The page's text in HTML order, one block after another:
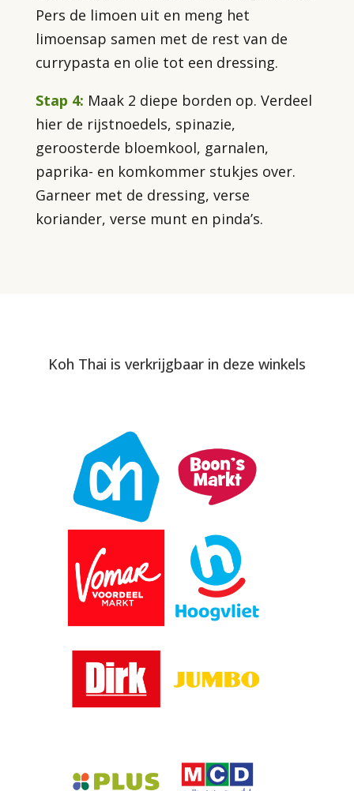
Pers de limoen uit en meng het
limoensap samen met de rest van de
currypasta en olie tot een dressing.
Stap 4: Maak 2 diepe borden op. Verdeel
hier de rijstnoedels, spinazie,
geroosterde bloemkool, garnalen,
paprika- en komkommer stukjes over.
Garneer met de dressing, verse
koriander, verse munt en pinda’s.
Koh Thai is verkrijgbaar in deze winkels